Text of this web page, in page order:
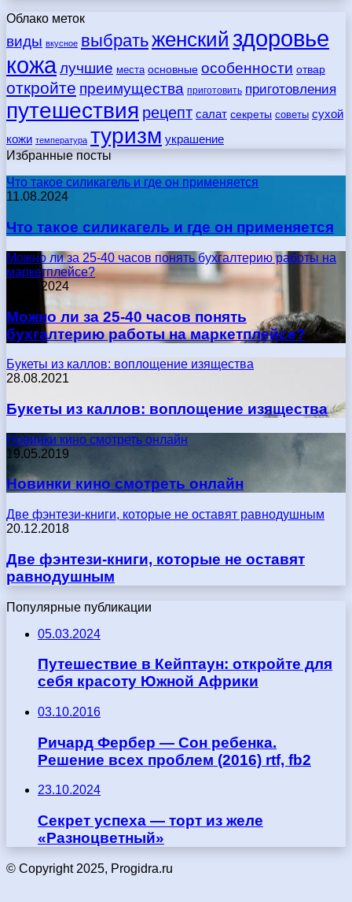
Облако меток
виды вкусное выбратьженский здоровье
кожалучшие места основные особенности отвар
откройте преимущества приготовить приготовления
путешествия рецепт салат секреты советы сухой
кожи температура туризм украшение
Избранные посты
Что такое силикагель и где он применяется
11.08.2024
Что такое силикагель и где он применяется
Можно ли за 25-40 часов понять бухгалтерию работы на
маркетплейсе?
17.05.2024
Можно ли за 25-40 часов понять
бухгалтерию работы на маркетплейсе?
Букеты из каллов: воплощение изящества
28.08.2021
Букеты из каллов: воплощение изящества
Новинки кино смотреть онлайн
19.05.2019
Новинки кино смотреть онлайн
Две фэнтези-книги, которые не оставят равнодушным
20.12.2018
Две фэнтези-книги, которые не оставят
равнодушным
Популярные публикации
05.03.2024
Путешествие в Кейптаун: откройте для
себя красоту Южной Африки
03.10.2016
Ричард Фербер — Сон ребенка.
Решение всех проблем (2016) rtf, fb2
23.10.2024
Секрет успеха — торт из желе
«Разноцветный»
© Copyright 2025, Progidra.ru